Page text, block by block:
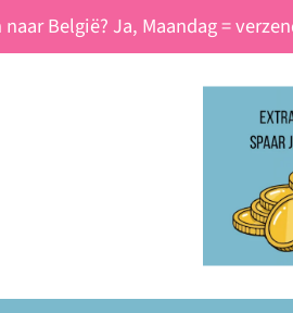
naar België? Ja, Maandag =